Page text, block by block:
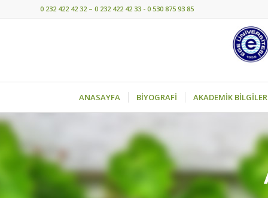
0 232 422 42 32 – 0 232 422 42 33 - 0 530 875 93 85
ANASAYFA BİYOGRAFİ AKADEMİK BİLGİLER